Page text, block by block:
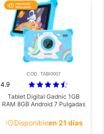
COD. TABI0007
4.9
Tablet Digital Gadnic 1GB
RAM 8GB Android 7 Pulgadas
acuteDisponibleen 21 días